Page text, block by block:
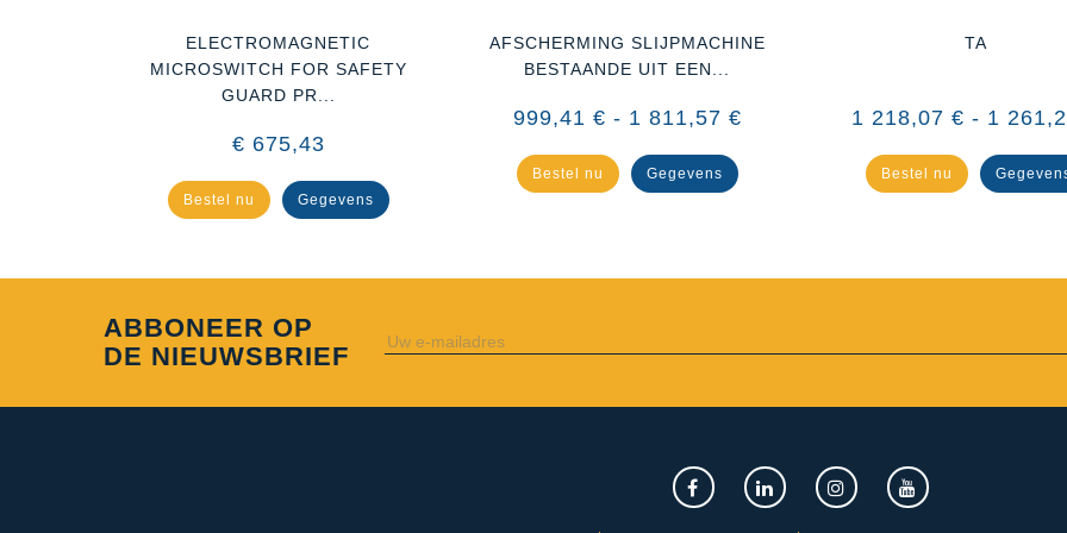
ELECTROMAGNETIC
MICROSWITCH FOR SAFETY
GUARD PR...
€ 675,43
Bestel nu Gegevens
AFSCHERMING SLIJPMACHINE
BESTAANDE UIT EEN...
999,41 € - 1 811,57 €
Bestel nu Gegevens
TA
1 218,07 € - 1
Bestel nu
ABBONEER OP
DE NIEUWSBRIEF